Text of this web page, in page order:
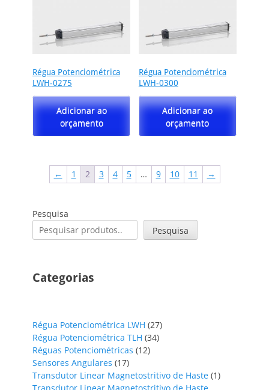
Régua Potenciométrica
LWH-0275
Adicionar ao
orçamento
Régua Potenciométrica
LWH-0300
Adicionar ao
orçamento
← 1 2 3 4 5 … 9 10 11 →
Pesquisa
Pesquisa
Categorias
Régua Potenciométrica LWH 2727
Régua Potenciométrica TLH 3434
Réguas Potenciométricas 1212
Sensores Angulares 1717
produtos
Transdutor Linear Magnetostritivo de Haste 11